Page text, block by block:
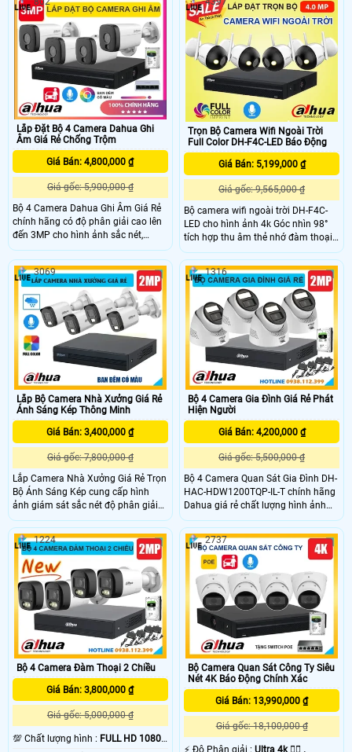
mọi vấn đề. Được thiết kế dạng
dome không chỉ tạo nên vẻ ngoài
bên ngoài mà vẫn giúp che giấu góc
quay, phù hợp lắp đặt trong nhà.
Trọn bộ được tích hợp đầy đủ các
tính năng ưu việt nâng cao hiệu quả
giám sát và bảo vệ tài sản.
đêm toàn điện, tích hợp micro hỗ trợ
ghi âm và trang bị nhiều công nghệ
thông minh giúp đảm bảo an ninh
cho văn phòng của bạn một cách
tốt nhất.
Lắp Đặt Bộ 4 Camera Dahua Ghi
Âm Giá Rẻ Chống Trộm
Giá Bán: 4,800,000 ₫
Giá gốc: 5,900,000 ₫
Bộ 4 Camera Dahua Ghi Âm Giá Rẻ
chính hãng có độ phân giải cao lên
đến 3MP cho hình ảnh sắc nét,
trung thực. Camera tích hợp micro
ghi âm, hỗ trợ hồng ngoại ban đêm
30m và công nghệ full color quan
sát rõ ràng cả trong bóng tối. Ngoài
ra, bộ camera còn có tính năng phát
hiện thông minh, tăng cường giám
sát an ninh hiệu quả.
Trọn Bộ Camera Wifi Ngoài Trời
Full Color DH-F4C-LED Báo Động
Giá Bán: 5,199,000 ₫
Giá gốc: 9,565,000 ₫
Bộ camera wifi ngoài trời DH-F4C-
LED cho hình ảnh 4k Góc nhìn 98°
tích hợp thu âm thẻ nhớ đàm thoại
2 chiều thương hiệu Dahua là một
ctiết kiệm dành cho bạn trong việc
đầu tư các giải pháp giám sát và
bảo vệ an ninh
Lắp Bộ Camera Nhà Xưởng Giá Rẻ
Ánh Sáng Kép Thông Minh
Giá Bán: 3,400,000 ₫
Giá gốc: 7,800,000 ₫
Lắp Camera Nhà Xưởng Giá Rẻ Trọn
Bộ Ánh Sáng Kép cung cấp hình
ảnh giám sát sắc nét độ phân giải
Full HD 1080P, camera tích hợp
micro hỗ trợ ghi âm thanh rõ ràng
và đặc biệt hơn là công nghệ ánh
sáng kép thông minh. Với tầm xa
đèn led trắng: 20m, tầm xa hồng
ngoại 30m, camera sẽ ghi lại toàn
bộ nhà xưởng có màu sắc sinh
động và đảm bảo an ninh tối ưu
3069
Bộ 4 Camera Gia Đình Giá Rẻ Phát
Hiện Người
Giá Bán: 4,200,000 ₫
Giá gốc: 5,500,000 ₫
Bộ 4 Camera Quan Sát Gia Đình DH-
HAC-HDW1200TQP-IL-T chính hãng
Dahua giá rẻ chất lượng hình ảnh
2MP FULL HD 1080P bảo vệ an ninh
hiệu quả sắc nét, tích hợp công
nghệ hồng ngoại ban đêm FULL
COLOR có màu lên đến 30m quan
sát từ xa qua điện thoại máy tính,
phù hợp lắp đặt cho mọi gia đình.
1316
Bộ 4 Camera Đàm Thoại 2 Chiều
Giá Bán: 3,800,000 ₫
Giá gốc: 5,000,000 ₫
💯 Chất lượng hình : FULL HD 1080P
1224
Bộ Camera Quan Sát Công Ty Siêu
Nét 4K Báo Động Chính Xác
Giá Bán: 13,990,000 ₫
Giá gốc: 18,100,000 ₫
️⚡ Độ Phân giải :Ultra 4k 👍🏾 .
2737